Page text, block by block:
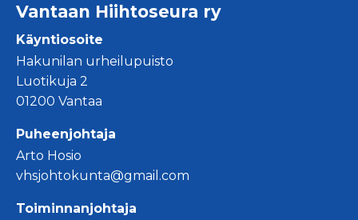
Vantaan Hiihtoseura ry
Käyntiosoite
Hakunilan urheilupuisto
Luotikuja 2
01200 Vantaa
Puheenjohtaja
Arto Hosio
vhsjohtokunta@gmail.com
Toiminnanjohtaja